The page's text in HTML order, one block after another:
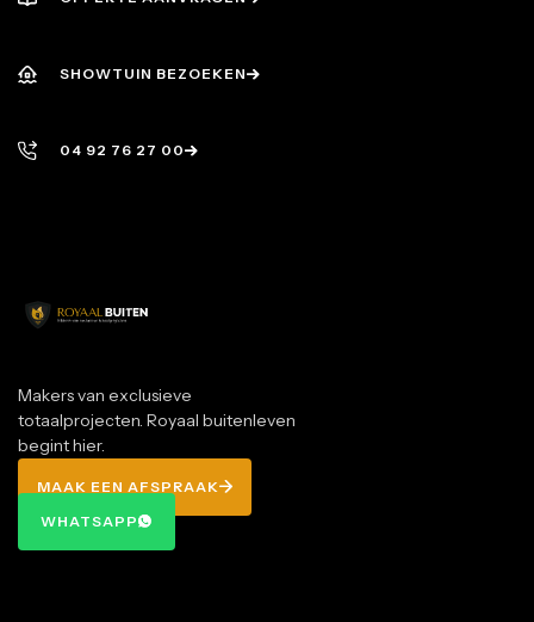
SHOWTUIN BEZOEKEN
04 92 76 27 00
Makers van exclusieve
totaalprojecten. Royaal buitenleven
begint hier.
MAAK EEN AFSPRAAK
WHATSAPP